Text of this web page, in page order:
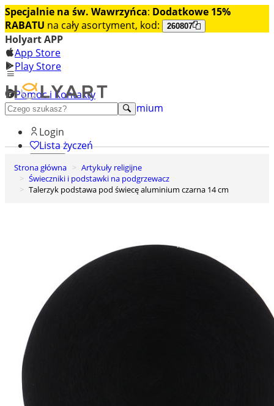
Specjalnie na św. Wawrzyńca: Dodatkowe 15%
RABATU na cały asortyment, kod: 260807
Holyart APP
App Store
Play Store
Pomoc i Kontakty
+48 222 922 860
Odkryj premium
Login
Lista życzeń
0
Koszyk
Strona główna
Artykuły religijne
Świeczniki i podstawki na podgrzewacz
Talerzyk podstawa pod świecę aluminium czarna 14 cm